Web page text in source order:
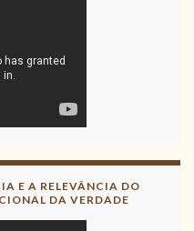
E A RELEVÂNCIA DO
DA VERDADE